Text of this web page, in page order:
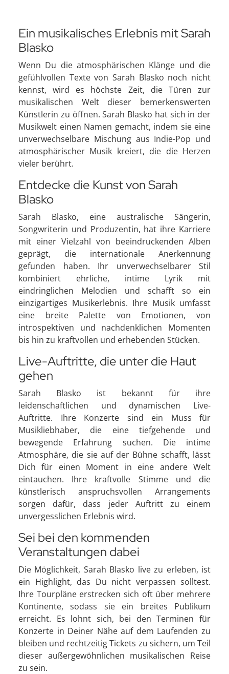
Ein musikalisches Erlebnis mit Sarah
Blasko
Wenn Du die atmosphärischen Klänge und die
gefühlvollen Texte von Sarah Blasko noch nicht
kennst, wird es höchste Zeit, die Türen zur
musikalischen Welt dieser bemerkenswerten
Künstlerin zu öffnen. Sarah Blasko hat sich in der
Musikwelt einen Namen gemacht, indem sie eine
unverwechselbare Mischung aus Indie-Pop und
atmosphärischer Musik kreiert, die die Herzen
vieler berührt.
Entdecke die Kunst von Sarah
Blasko
Sarah Blasko, eine australische Sängerin,
Songwriterin und Produzentin, hat ihre Karriere
mit einer Vielzahl von beeindruckenden Alben
geprägt, die internationale Anerkennung
gefunden haben. Ihr unverwechselbarer Stil
kombiniert ehrliche, intime Lyrik mit
eindringlichen Melodien und schafft so ein
einzigartiges Musikerlebnis. Ihre Musik umfasst
eine breite Palette von Emotionen, von
introspektiven und nachdenklichen Momenten
bis hin zu kraftvollen und erhebenden Stücken.
Live-Auftritte, die unter die Haut
gehen
Sarah Blasko ist bekannt für ihre
leidenschaftlichen und dynamischen Live-
Auftritte. Ihre Konzerte sind ein Muss für
Musikliebhaber, die eine tiefgehende und
bewegende Erfahrung suchen. Die intime
Atmosphäre, die sie auf der Bühne schafft, lässt
Dich für einen Moment in eine andere Welt
eintauchen. Ihre kraftvolle Stimme und die
künstlerisch anspruchsvollen Arrangements
sorgen dafür, dass jeder Auftritt zu einem
unvergesslichen Erlebnis wird.
Sei bei den kommenden
Veranstaltungen dabei
Die Möglichkeit, Sarah Blasko live zu erleben, ist
ein Highlight, das Du nicht verpassen solltest.
Ihre Tourpläne erstrecken sich oft über mehrere
Kontinente, sodass sie ein breites Publikum
erreicht. Es lohnt sich, bei den Terminen für
Konzerte in Deiner Nähe auf dem Laufenden zu
bleiben und rechtzeitig Tickets zu sichern, um Teil
dieser außergewöhnlichen musikalischen Reise
zu sein.